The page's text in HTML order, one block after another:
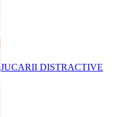
JUCARII DISTRACTIVE